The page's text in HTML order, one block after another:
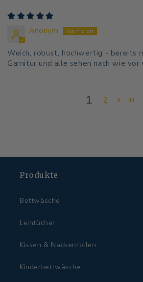
Anonym
Weich, robust, hochwertig - bereits
Garnitur und alle sehen nach wie vor
1 2
Produkte
Bettwäsche
Leintücher
Kissen & Nackenrollen
Kinderbettwäsche